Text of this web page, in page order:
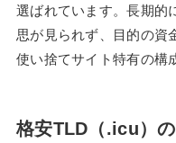
選ばれています。長期的
思が見られず、目的の資
使い捨てサイト特有の構
格安TLD（.icu）